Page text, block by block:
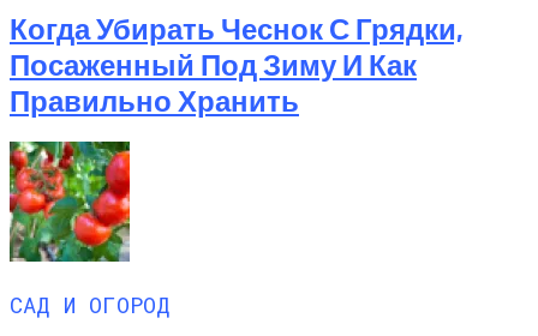
Когда Убирать Чеснок С Грядки,
Посаженный Под Зиму И Как
Правильно Хранить
САД И ОГОРОД